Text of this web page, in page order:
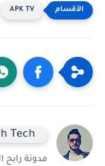
APK TV
Tech
مدونة رابح